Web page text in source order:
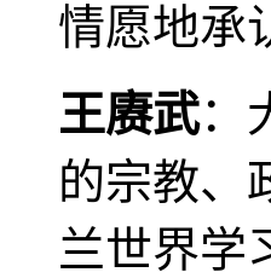
情愿地承
王赓武：
的宗教、
兰世界学